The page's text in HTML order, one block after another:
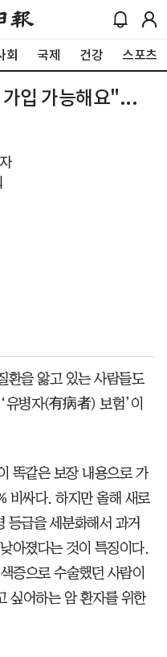
회 국제 건강 스포츠
입 가능해요"...
환을 앓고 있는 사람들도
유병자(有病者) 보험’이
똑같은 보장 내용으로 가
비싸다. 하지만 올해 새로
등급을 세분화해서 과거
아졌다는 것이 특징이다.
증으로 수술했던 사람이
싶어하는 암 환자를 위한